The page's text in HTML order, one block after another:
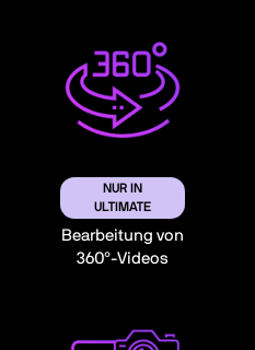
NUR IN
ULTIMATE
Bearbeitung von
360°-Videos